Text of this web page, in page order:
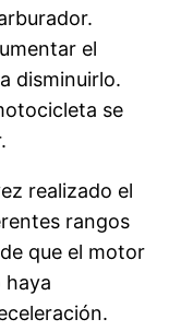
el
disminuirlo.
se
realizado el
rangos
que el motor
haya